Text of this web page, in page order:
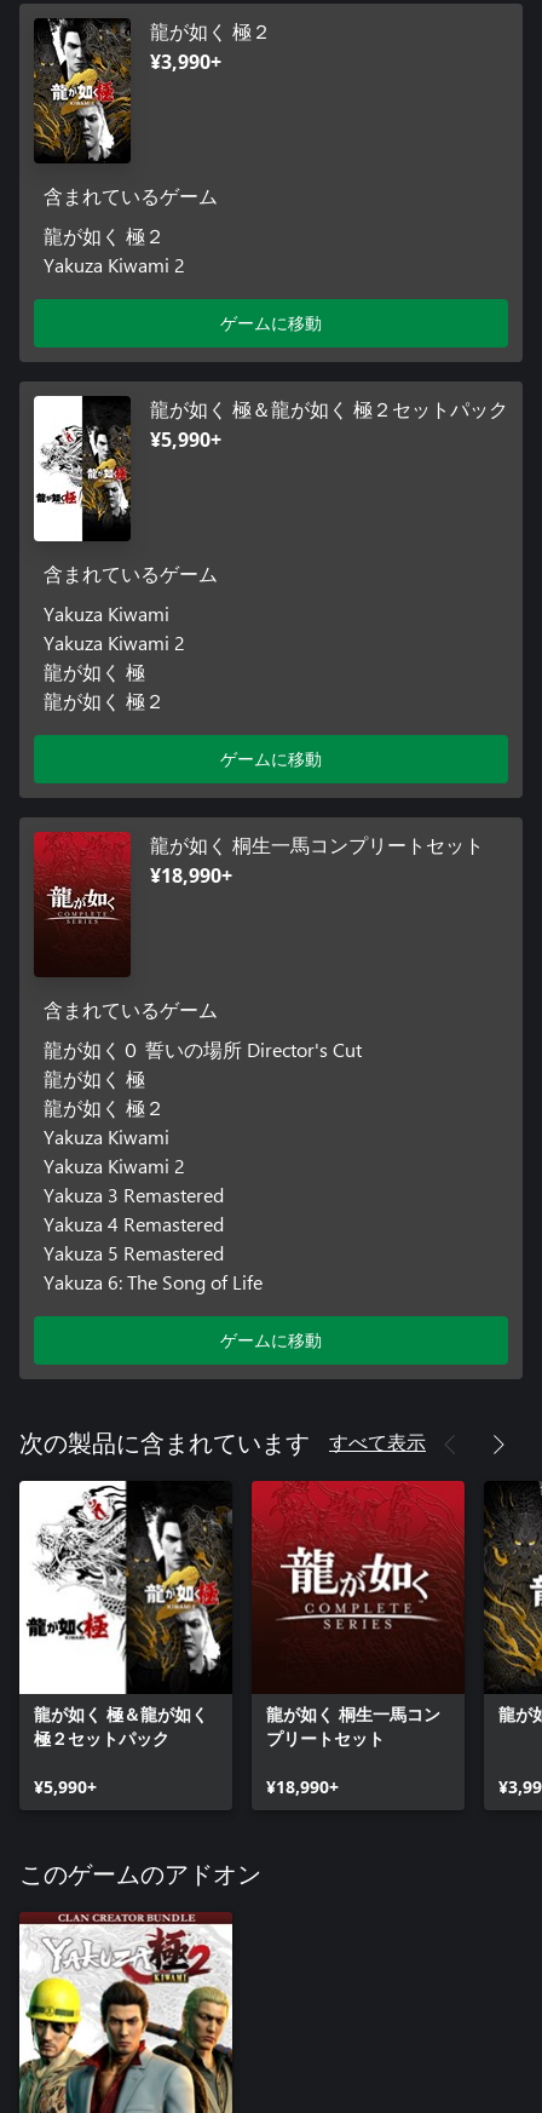
龍が如く 極２
¥3,990+
含まれているゲーム
龍が如く 極２
Yakuza Kiwami 2
ゲームに移動
龍が如く 極＆龍が如く 極２セットパック
¥5,990+
含まれているゲーム
Yakuza Kiwami
Yakuza Kiwami 2
龍が如く 極
龍が如く 極２
ゲームに移動
龍が如く 桐生一馬コンプリートセット
¥18,990+
含まれているゲーム
龍が如く０ 誓いの場所 Director's Cut
龍が如く 極
龍が如く 極２
Yakuza Kiwami
Yakuza Kiwami 2
Yakuza 3 Remastered
Yakuza 4 Remastered
Yakuza 5 Remastered
Yakuza 6: The Song of Life
ゲームに移動
次の製品に含まれています すべて表示
龍が如く 極＆龍が如く
極２セットパック
¥5,990+
龍が如く 桐生一馬コン
プリートセット
¥18,990+
龍が
このゲームのアドオン